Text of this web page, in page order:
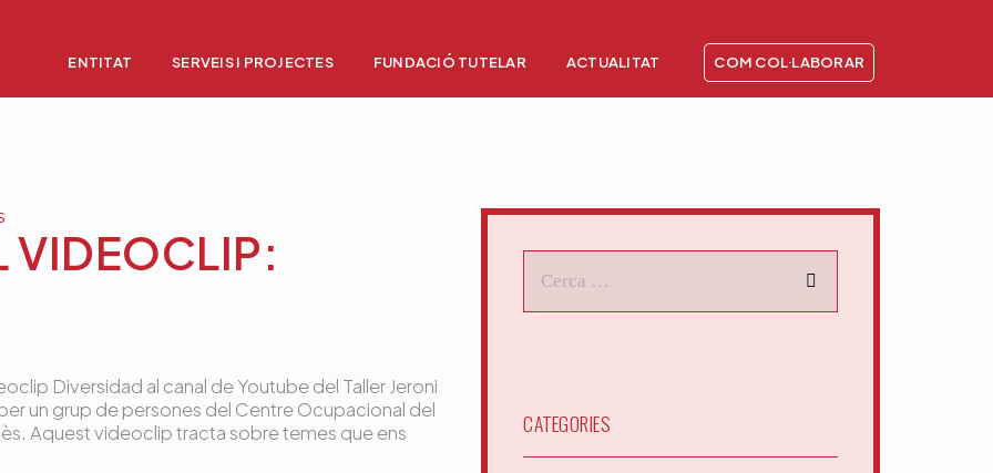
ENTITAT SERVEIS I PROJECTES FUNDACIÓ TUTELAR ACTUALITAT COM COL·LABORAR
VIDEOCLIP:
Diversidad al canal de Youtube del Taller Jeroni
un grup de persones del Centre Ocupacional del
Aquest videoclip tracta sobre temes que ens
CATEGORIES